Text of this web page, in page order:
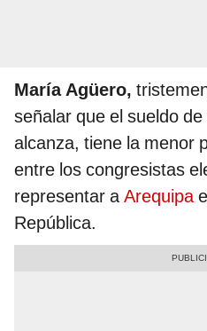
María Agüero,
señalar que el sueldo
alcanza, tiene la menor
entre los congresistas
representar aArequipa
República.